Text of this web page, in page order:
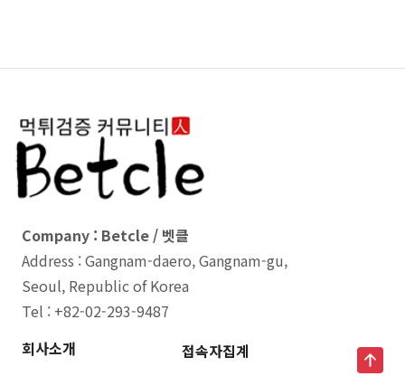
Company : Betcle / 벳클
Address : Gangnam-daero, Gangnam-gu,
Seoul, Republic of Korea
Tel : +82-02-293-9487
회사소개
접속자집계